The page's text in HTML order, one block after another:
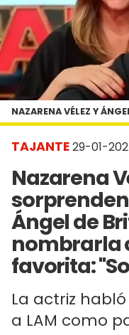
TAJANTE29-01-
Nazarena
Ángel de
nombrarla
favorita:
La actriz
a LAM como
NAZARENA VÉLEZ Y